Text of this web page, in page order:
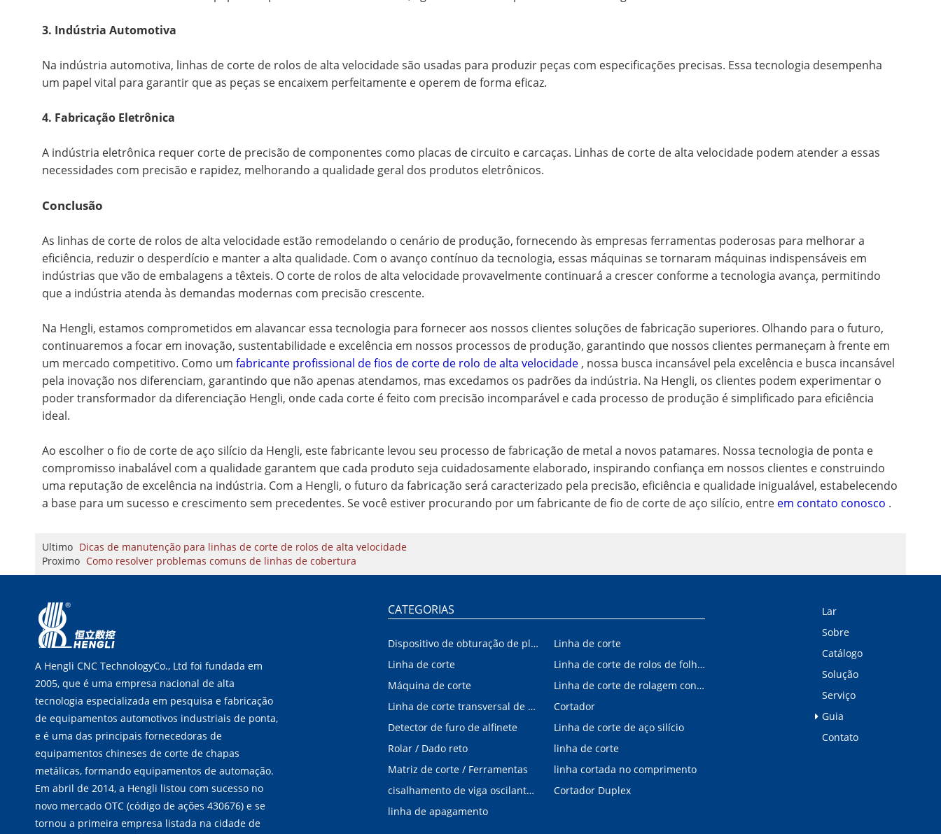
3. Indústria Automotiva
Na indústria automotiva, linhas de corte de rolos de alta velocidade são usadas para produzir peças com especificações precisas. Essa tecnologia desempenha
um papel vital para garantir que as peças se encaixem perfeitamente e operem de forma eficaz.
4. Fabricação Eletrônica
A indústria eletrônica requer corte de precisão de componentes como placas de circuito e carcaças. Linhas de corte de alta velocidade podem atender a essas
necessidades com precisão e rapidez, melhorando a qualidade geral dos produtos eletrônicos.
Conclusão
As linhas de corte de rolos de alta velocidade estão remodelando o cenário de produção, fornecendo às empresas ferramentas poderosas para melhorar a
eficiência, reduzir o desperdício e manter a alta qualidade. Com o avanço contínuo da tecnologia, essas máquinas se tornaram máquinas indispensáveis em
indústrias que vão de embalagens a têxteis. O corte de rolos de alta velocidade provavelmente continuará a crescer conforme a tecnologia avança, permitindo
que a indústria atenda às demandas modernas com precisão crescente.
Na Hengli, estamos comprometidos em alavancar essa tecnologia para fornecer aos nossos clientes soluções de fabricação superiores. Olhando para o futuro,
continuaremos a focar em inovação, sustentabilidade e excelência em nossos processos de produção, garantindo que nossos clientes permaneçam à frente em
um mercado competitivo. Como um fabricante profissional de fios de corte de rolo de alta velocidade , nossa busca incansável pela excelência e busca incansável
pela inovação nos diferenciam, garantindo que não apenas atendamos, mas excedamos os padrões da indústria. Na Hengli, os clientes podem experimentar o
poder transformador da diferenciação Hengli, onde cada corte é feito com precisão incomparável e cada processo de produção é simplificado para eficiência
ideal.
Ao escolher o fio de corte de aço silício da Hengli, este fabricante levou seu processo de fabricação de metal a novos patamares. Nossa tecnologia de ponta e
compromisso inabalável com a qualidade garantem que cada produto seja cuidadosamente elaborado, inspirando confiança em nossos clientes e construindo
uma reputação de excelência na indústria. Com a Hengli, o futuro da fabricação será caracterizado pela precisão, eficiência e qualidade inigualável, estabelecendo
a base para um sucesso e crescimento sem precedentes. Se você estiver procurando por um fabricante de fio de corte de aço silício, entre em contato conosco .
Ultimo Dicas de manutenção para linhas de corte de rolos de alta velocidade
Proximo Como resolver problemas comuns de linhas de cobertura
A Hengli CNC TechnologyCo., Ltd foi fundada em
2005, que é uma empresa nacional de alta
tecnologia especializada em pesquisa e fabricação
de equipamentos automotivos industriais de ponta,
e é uma das principais fornecedoras de
equipamentos chineses de corte de chapas
metálicas, formando equipamentos de automação.
Em abril de 2014, a Hengli listou com sucesso no
novo mercado OTC (código de ações 430676) e se
tornou a primeira empresa listada na cidade de
CATEGORIAS
Dispositivo de obturação de placa interna/externa de automóvel
Linha de corte
Linha de corte
Linha de corte de rolos de folha-de-flandres e alumínio
Máquina de corte
Linha de corte de rolagem controlada digitalmente
Linha de corte transversal de aço silício
Cortador
Detector de furo de alfinete
Linha de corte de aço silício
Rolar / Dado reto
linha de corte
Matriz de corte / Ferramentas
linha cortada no comprimento
cisalhamento de viga oscilante modular
Cortador Duplex
linha de apagamento
Lar
Sobre
Catálogo
Solução
Serviço
Guia
Contato